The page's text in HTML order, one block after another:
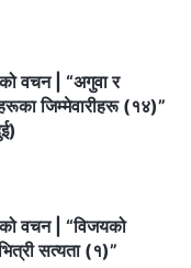
वचन | “अगुवा र
जिम्‍मेवारीहरू (१४)”
वचन | “विजयको
सत्यता (१)”